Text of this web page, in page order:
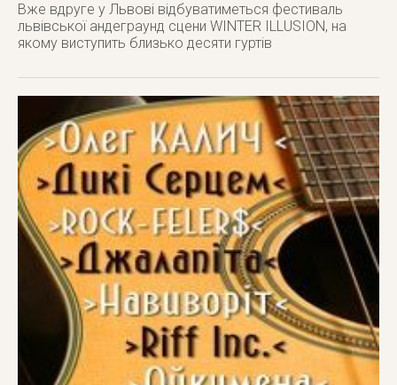
Вже вдруге у Львові відбуватиметься фестиваль
львівської андеграунд сцени WINTER ILLUSION, на
якому виступить близько десяти гуртів